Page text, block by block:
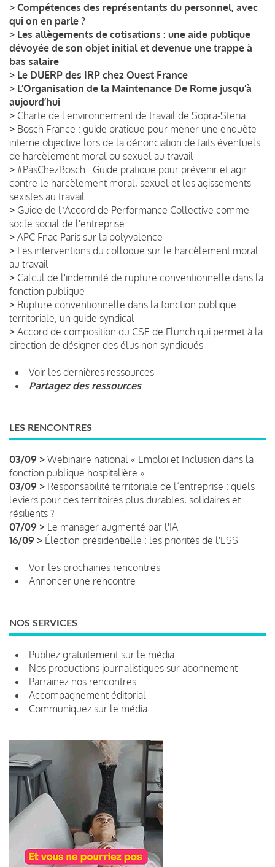
> Compétences des représentants du personnel, avec
qui on en parle ?
> Les allègements de cotisations : une aide publique
dévoyée de son objet initial et devenue une trappe à
bas salaire
> Le DUERP des IRP chez Ouest France
> L’Organisation de la Maintenance De Rome jusqu’à
aujourd’hui
> Charte de l'environnement de travail de Sopra-Steria
> Bosch France : guide pratique pour mener une enquête
interne objective lors de la dénonciation de faits éventuels
de harcèlement moral ou sexuel au travail
> #PasChezBosch : Guide pratique pour prévenir et agir
contre le harcèlement moral, sexuel et les agissements
sexistes au travail
> Guide de lʼAccord de Performance Collective comme
socle social de l'entreprise
> APC Fnac Paris sur la polyvalence
> Les interventions du colloque sur le harcèlement moral
au travail
> Calcul de l'indemnité de rupture conventionnelle dans la
fonction publique
> Rupture conventionnelle dans la fonction publique
territoriale, un guide syndical
> Accord de composition du CSE de Flunch qui permet à la
direction de désigner des élus non syndiqués
Voir les dernières ressources
Partagez des ressources
LES RENCONTRES
03/09 > Webinaire national « Emploi et Inclusion dans la
fonction publique hospitalière »
03/09 > Responsabilité territoriale de l’entreprise : quels
leviers pour des territoires plus durables, solidaires et
résilients ?
07/09 > Le manager augmenté par l'IA
16/09 > Élection présidentielle : les priorités de l'ESS
Voir les prochaines rencontres
Annoncer une rencontre
NOS SERVICES
Publiez gratuitement sur le média
Nos productions journalistiques sur abonnement
Parrainez nos rencontres
Accompagnement éditorial
Communiquez sur le média